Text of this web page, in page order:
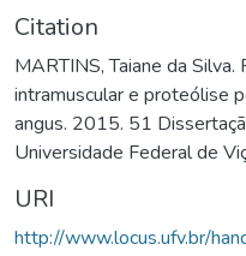
Citation
MARTINS, Taiane da
intramuscular e proteólise
angus. 2015. 51
Universidade Federal de
URI
http://www.locus.ufv.br/